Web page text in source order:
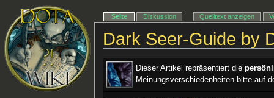
Dark Seer-Guide by
Dieser Artikel repräsentiert die
Meinungsverschiedenheiten bitte auf
Seite Diskussion Quelltext anzeigen